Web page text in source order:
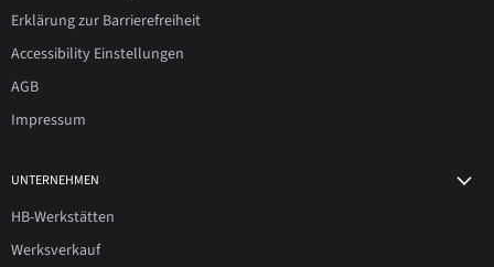
Erklärung zur Barrierefreiheit
Accessibility Einstellungen
AGB
Impressum
UNTERNEHMEN
HB-Werkstätten
Werksverkauf